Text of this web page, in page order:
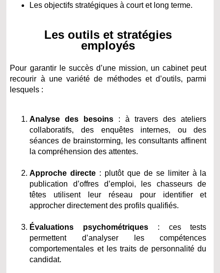
Les objectifs stratégiques à court et long terme.
Les outils et stratégies
employés
Pour garantir le succès d’une mission, un cabinet peut
recourir à une variété de méthodes et d’outils, parmi
lesquels :
Analyse des besoins : à travers des ateliers
collaboratifs, des enquêtes internes, ou des
séances de brainstorming, les consultants affinent
la compréhension des attentes.
Approche directe : plutôt que de se limiter à la
publication d’offres d’emploi, les chasseurs de
têtes utilisent leur réseau pour identifier et
approcher directement des profils qualifiés.
Évaluations psychométriques : ces tests
permettent d’analyser les compétences
comportementales et les traits de personnalité du
candidat.